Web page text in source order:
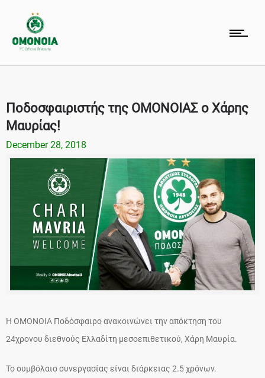
Ποδοσφαιριστής της ΟΜΟΝΟΙΑΣ ο Χάρης
Μαυρίας!
December 28, 2018
H ΟΜΟΝΟΙΑ Ποδόσφαιρο ανακοινώνει την απόκτηση του
24χρονου διεθνούς Ελλαδίτη μεσοεπιθετικού, Χάρη Μαυρία.
Το συμβόλαιο συνεργασίας είναι διάρκειας 2.5 χρόνων.